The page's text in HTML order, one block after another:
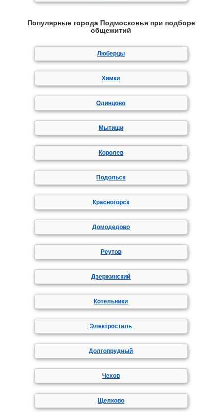
Популярные города Подмосковья при подборе
общежитий
Люберцы
Химки
Одинцово
Мытищи
Королев
Подольск
Красногорск
Домодедово
Реутов
Дзержинский
Котельники
Электросталь
Долгопрудный
Чехов
Щелково